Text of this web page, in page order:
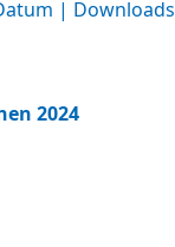
| Downloads
2024